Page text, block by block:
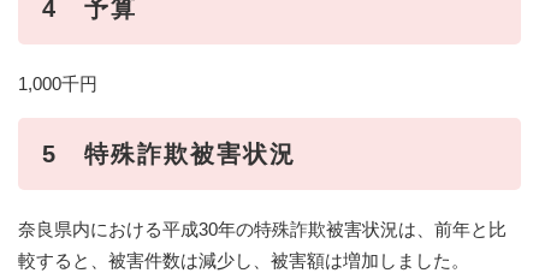
4 予算
1,000千円
5 特殊詐欺被害状況
奈良県内における平成30年の特殊詐欺被害状況は、前年と比
較すると、被害件数は減少し、被害額は増加しました。